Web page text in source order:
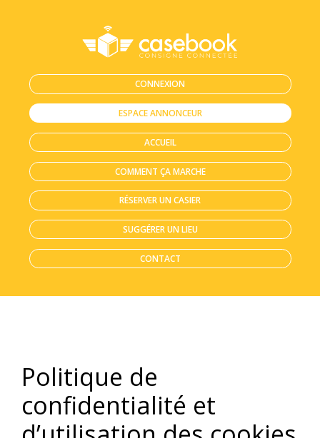
CONNEXION
ESPACE ANNONCEUR
ACCUEIL
COMMENT ÇA MARCHE
RÉSERVER UN CASIER
SUGGÉRER UN LIEU
CONTACT
Politique de
confidentialité et